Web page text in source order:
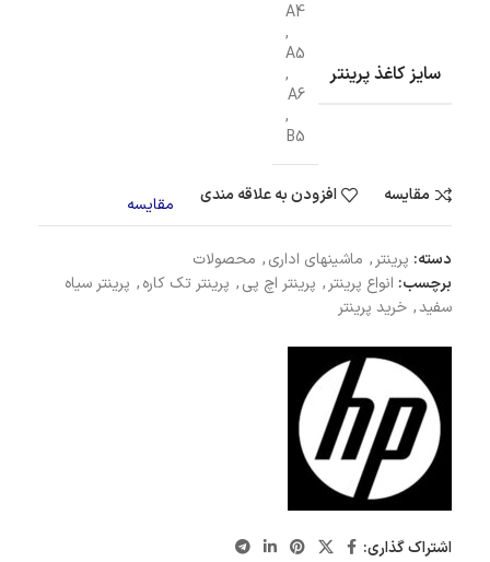
سایز کاغذ پرینتر
A4
,
A5
,
A6
,
B5
مقایسه افزودن به علاقه مندی مقایسه
دسته: پرینتر , ماشینهای اداری, محصولات
برچسب: انواع پرینتر , پرینتر اچ پی, پرینتر تک کاره, پرینتر سیاه
سفید, خرید پرینتر
اشتراک گذاری: